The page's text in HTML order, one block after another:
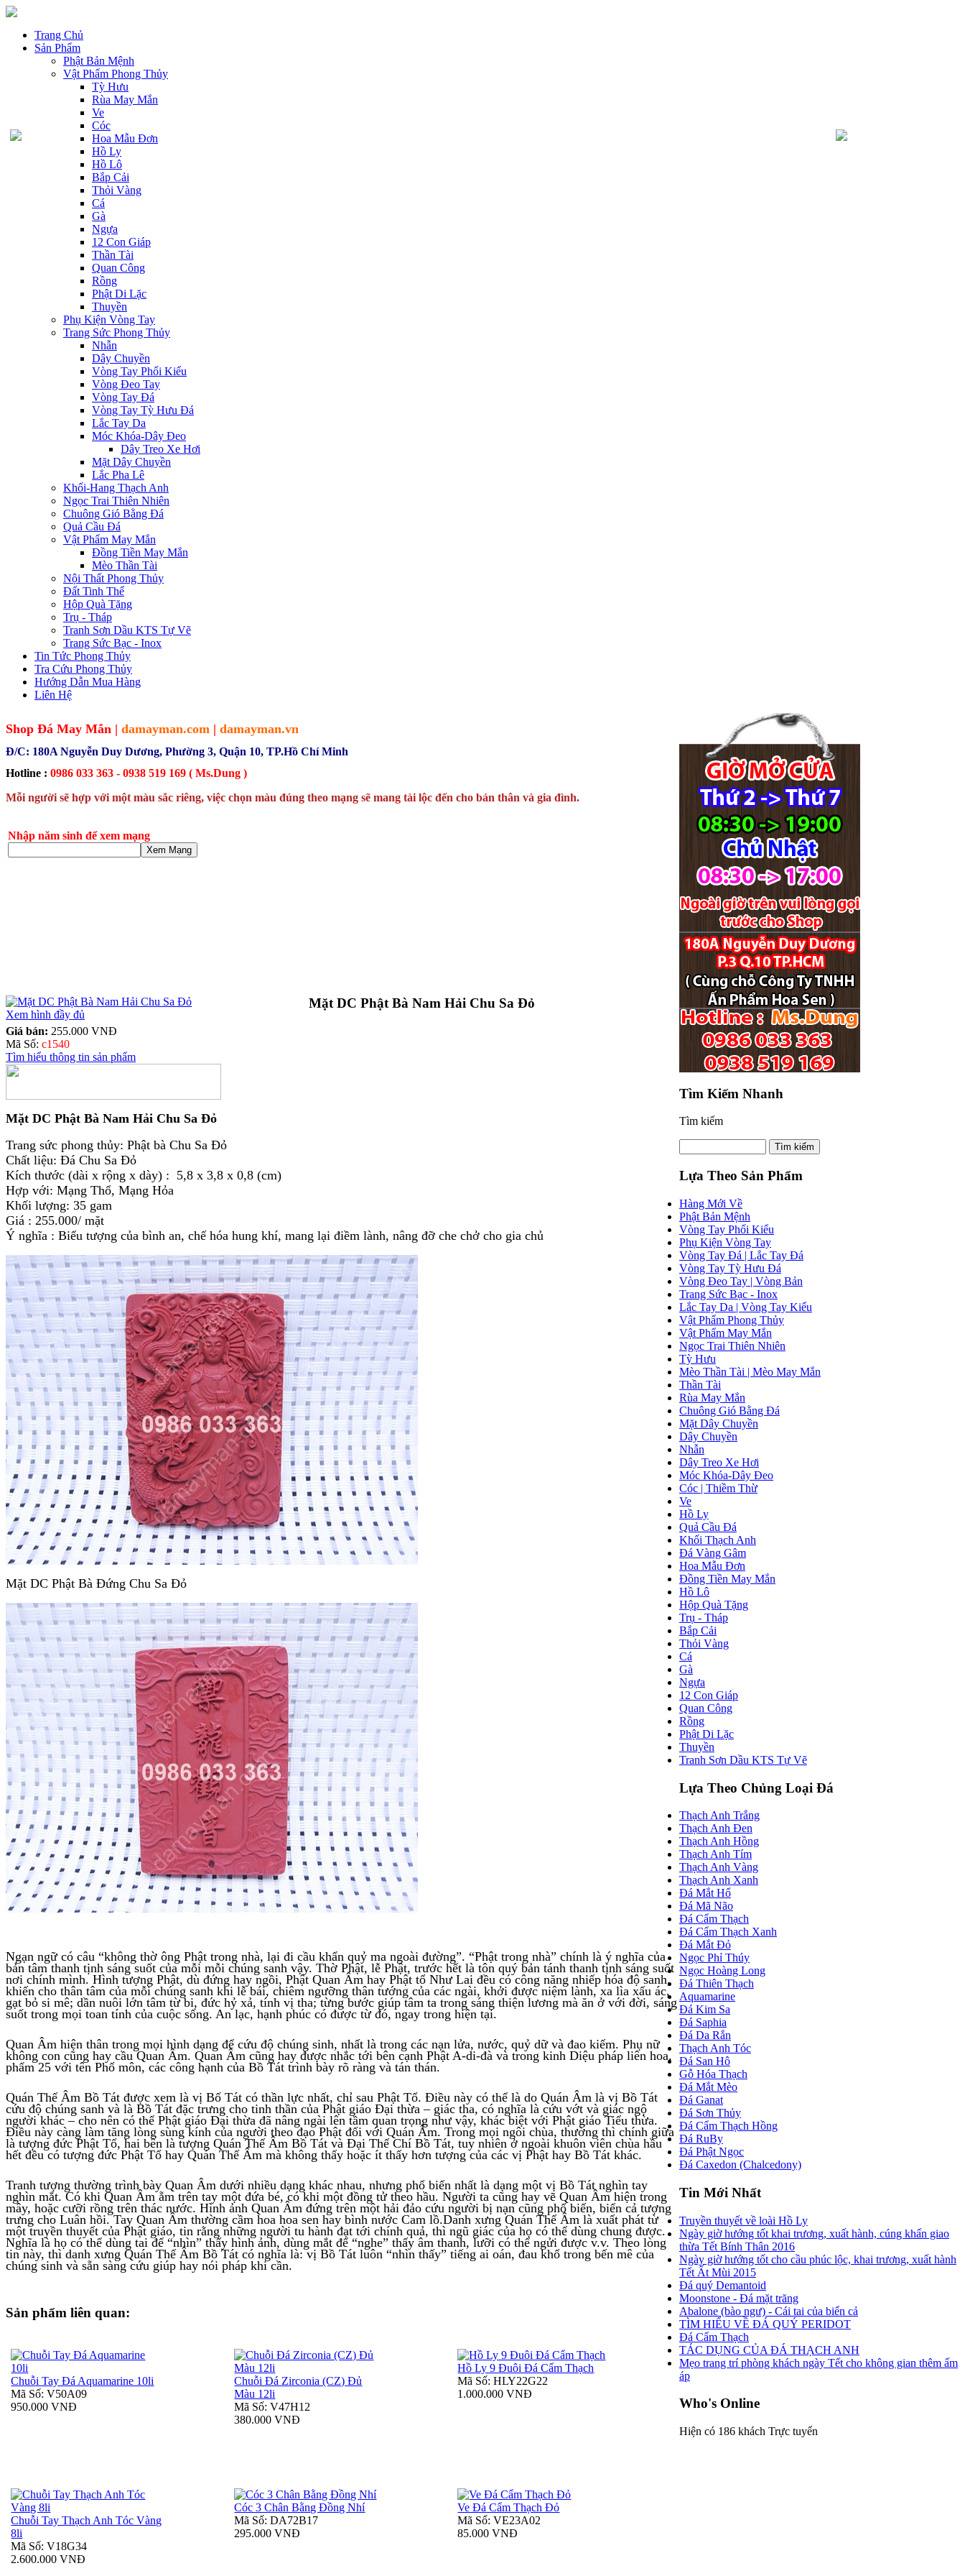
Trang Chủ
Sản Phẩm
Phật Bản Mệnh
Vật Phẩm Phong Thủy
Tỳ Hưu
Rùa May Mắn
Ve
Cóc
Hoa Mẫu Đơn
Hồ Ly
Hồ Lô
Bắp Cải
Thỏi Vàng
Cá
Gà
Ngựa
12 Con Giáp
Thần Tài
Quan Công
Rồng
Phật Di Lặc
Thuyền
Phụ Kiện Vòng Tay
Trang Sức Phong Thủy
Nhẫn
Dây Chuyền
Vòng Tay Phối Kiểu
Vòng Đeo Tay
Vòng Tay Đá
Vòng Tay Tỳ Hưu Đá
Lắc Tay Da
Móc Khóa-Dây Đeo
Dây Treo Xe Hơi
Mặt Dây Chuyền
Lắc Pha Lê
Khối-Hang Thạch Anh
Ngọc Trai Thiên Nhiên
Chuông Gió Bằng Đá
Quả Cầu Đá
Vật Phẩm May Mắn
Đồng Tiền May Mắn
Mèo Thần Tài
Nội Thất Phong Thủy
Đất Tinh Thể
Hộp Quà Tặng
Trụ - Tháp
Tranh Sơn Dầu KTS Tự Vẽ
Trang Sức Bạc - Inox
Tin Tức Phong Thủy
Tra Cứu Phong Thủy
Hướng Dẫn Mua Hàng
Liên Hệ
Shop Đá May Mắn | damayman.com | damayman.vn
Đ/C: 180A Nguyễn Duy Dương, Phường 3, Quận 10, TP.Hồ Chí Minh
Hotline : 0986 033 363 - 0938 519 169 ( Ms.Dung )
Mỗi người sẽ hợp với một màu sắc riêng, việc chọn màu đúng theo mạng sẽ mang tài lộc đến cho bản thân và gia đình.
Nhập năm sinh để xem mạng
Xem Mạng
Xem hình đầy đủ
Mặt DC Phật Bà Nam Hải Chu Sa Đỏ
Giá bán: 255.000 VNĐ
Mã Số: c1540
Tìm hiểu thông tin sản phẩm
Mặt DC Phật Bà Nam Hải Chu Sa Đỏ
Trang sức phong thủy: Phật bà Chu Sa Đỏ
Chất liệu: Đá Chu Sa Đỏ
Kích thước (dài x rộng x dày) : 5,8 x 3,8 x 0,8 (cm)
Hợp với: Mạng Thổ, Mạng Hỏa
Khối lượng: 35 gam
Giá : 255.000/ mặt
Ý nghĩa : Biểu tượng của bình an, chế hóa hung khí, mang lại điềm lành, nâng đỡ che chở cho gia chủ
Mặt DC Phật Bà Đứng Chu Sa Đỏ
Ngạn ngữ có câu “không thờ ông Phật trong nhà, lại đi cầu khẩn quỷ ma ngoài đường”. “Phật trong nhà” chính là ý nghĩa của
bản tâm thanh tịnh sáng suốt của mỗi mỗi chúng sanh vậy. Thờ Phật, lễ Phật, trước hết là tôn quý bản tánh thanh tịnh sáng suốt
nơi chính mình. Hình tượng Phật, dù đứng hay ngồi, Phật Quan Âm hay Phật tổ Như Lai đều có công năng nhiếp hóa độ sanh,
khiến cho thân tâm của mỗi chúng sanh khi lễ bái, chiêm ngưỡng thân tướng của các ngài, khởi được niệm lành, xa lìa xấu ác,
gạt bỏ si mê; dần nuôi lớn tâm từ bi, đức hỷ xả, tính vị tha; từng bước giúp tâm ta trong sáng thiện lương mà ăn ở với đời, sáng
suốt trong mọi toan tính của cuộc sống. An lạc, hạnh phúc có được từ đó, ngay trong hiện tại.
Quan Âm hiện thân trong mọi hình dạng để cứu độ chúng sinh, nhất là trong các nạn lửa, nước, quỷ dữ và đao kiếm. Phụ nữ
không con cũng hay cầu Quan Âm. Quan Âm cũng hay được nhắc tới bên cạnh Phật A-di-đà và trong kinh Diệu pháp liên hoa,
phẩm 25 với tên Phổ môn, các công hạnh của Bồ Tát trình bày rõ ràng và tán thán.
Quán Thế Âm Bồ Tát được xem là vị Bố Tát có thần lực nhất, chỉ sau Phật Tổ. Điều này có thể là do Quán Âm là vị Bồ Tát
cứu độ chúng sanh và là Bồ Tát đặc trưng cho tinh thần của Phật giáo Đại thừa – giác tha, có nghĩa là cứu vớt và giác ngộ
người khác – cho nên có thể Phật giáo Đại thừa đã nâng ngài lên tầm quan trọng như vậy, khác biệt với Phật giáo Tiểu thừa.
Điều này càng làm tăng lòng sùng kính của người theo đạo Phật đối với Quán Âm. Trong mọi ngôi chùa, thường thì chính giữa
là tượng đức Phật Tổ, hai bên là tượng Quán Thế Âm Bồ Tát và Đại Thế Chí Bồ Tát, tuy nhiên ở ngoài khuôn viên chùa hầu
hết đều có tượng đức Phật Tổ hay Quán Thế Âm mà không thấy hoặc ít thấy hơn tượng của các vị Phật hay Bồ Tát khác.
Tranh tượng thường trình bày Quan Âm dưới nhiều dạng khác nhau, nhưng phổ biến nhất là dạng một vị Bồ Tát nghìn tay
nghìn mắt. Có khi Quan Âm ẵm trên tay một đứa bé, có khi một đồng tử theo hầu. Người ta cũng hay vẽ Quan Âm hiện trong
mây, hoặc cưỡi rồng trên thác nước. Hình ảnh Quan Âm đứng trên một hải đảo cứu người bị nạn cũng phổ biến, biển cả tượng
trưng cho Luân hồi. Tay Quan Âm thường cầm hoa hoa sen hay bình nước Cam lồ.Danh xưng Quán Thế Âm là xuất phát từ
một truyền thuyết của Phật giáo, tin rằng những người tu hành đạt tới chính quả, thì ngũ giác của họ có thể dùng chung được.
Nghĩa là họ có thể dùng tai để “nhìn” thấy hình ảnh, dùng mắt để “nghe” thấy âm thanh, lưỡi có thể ngửi được v.v. Theo lòng
tin này, thì danh xưng Quán Thế Âm Bồ Tát có nghĩa là: vị Bồ Tát luôn “nhìn thấy” tiếng ai oán, đau khổ trong bến mê của
chúng sinh và sẵn sàng cứu giúp hay nói pháp khi cần.
Sản phẩm liên quan:
Chuỗi Tay Đá Aquamarine 10li
Mã Số: V50A09
950.000 VNĐ
Chuỗi Đá Zirconia (CZ) Đủ
Màu 12li
Mã Số: V47H12
380.000 VNĐ
Hồ Ly 9 Đuôi Đá Cẩm Thạch
Mã Số: HLY22G22
1.000.000 VNĐ
Chuỗi Tay Thạch Anh Tóc Vàng
8li
Mã Số: V18G34
2.600.000 VNĐ
Cóc 3 Chân Bằng Đồng Nhí
Mã Số: DA72B17
295.000 VNĐ
Ve Đá Cẩm Thạch Đỏ
Mã Số: VE23A02
85.000 VNĐ
Tìm Kiếm Nhanh
Tìm kiếm
Lựa Theo Sản Phẩm
Hàng Mới Về
Phật Bản Mệnh
Vòng Tay Phối Kiểu
Phụ Kiện Vòng Tay
Vòng Tay Đá | Lắc Tay Đá
Vòng Tay Tỳ Hưu Đá
Vòng Đeo Tay | Vòng Bản
Trang Sức Bạc - Inox
Lắc Tay Da | Vòng Tay Kiểu
Vật Phẩm Phong Thủy
Vật Phẩm May Mắn
Ngọc Trai Thiên Nhiên
Tỳ Hưu
Mèo Thần Tài | Mèo May Mắn
Thần Tài
Rùa May Mắn
Chuông Gió Bằng Đá
Mặt Dây Chuyền
Dây Chuyền
Nhẫn
Dây Treo Xe Hơi
Móc Khóa-Dây Đeo
Cóc | Thiềm Thừ
Ve
Hồ Ly
Quả Cầu Đá
Khối Thạch Anh
Đá Vàng Gâm
Hoa Mẫu Đơn
Đồng Tiền May Mắn
Hồ Lô
Hộp Quà Tặng
Trụ - Tháp
Bắp Cải
Thỏi Vàng
Cá
Gà
Ngựa
12 Con Giáp
Quan Công
Rồng
Phật Di Lặc
Thuyền
Tranh Sơn Dầu KTS Tự Vẽ
Lựa Theo Chủng Loại Đá
Thạch Anh Trắng
Thạch Anh Đen
Thạch Anh Hồng
Thạch Anh Tím
Thạch Anh Vàng
Thạch Anh Xanh
Đá Mắt Hổ
Đá Mã Não
Đá Cẩm Thạch
Đá Cẩm Thạch Xanh
Đá Mắt Đỏ
Ngọc Phỉ Thúy
Ngọc Hoàng Long
Đá Thiên Thạch
Aquamarine
Đá Kim Sa
Đá Saphia
Đá Da Rắn
Thạch Anh Tóc
Đá San Hô
Gỗ Hóa Thạch
Đá Mắt Mèo
Đá Ganat
Đá Sơn Thủy
Đá Cẩm Thạch Hồng
Đá RuBy
Đá Phật Ngọc
Đá Caxedon (Chalcedony)
Tin Mới Nhất
Truyền thuyết về loài Hồ Ly
Ngày giờ hướng tốt khai trương, xuất hành, cúng khấn giao
thừa Tết Bính Thân 2016
Ngày giờ hướng tốt cho cầu phúc lộc, khai trương, xuất hành
Tết Ất Mùi 2015
Đá quý Demantoid
Moonstone - Đá mặt trăng
Abalone (bào ngư) - Cái tai của biển cả
TÌM HIỂU VỀ ĐÁ QUÝ PERIDOT
Đá Cẩm Thạch
TÁC DỤNG CỦA ĐÁ THẠCH ANH
Mẹo trang trí phòng khách ngày Tết cho không gian thêm ấm
áp
Who's Online
Hiện có 186 khách Trực tuyến